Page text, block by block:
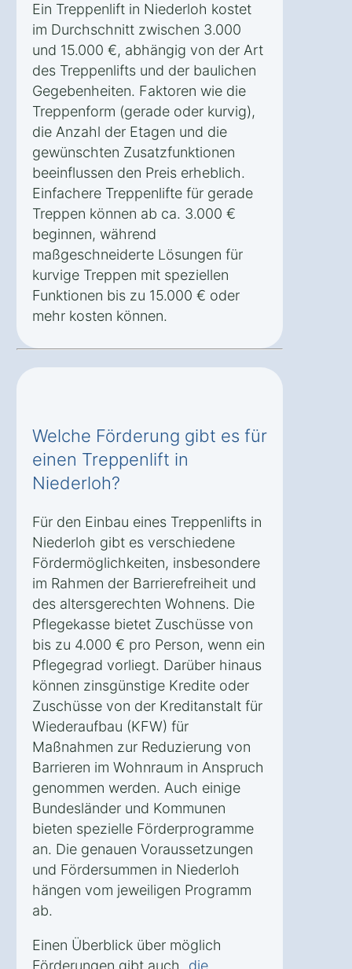
Ein Treppenlift in Niederloh kostet
im Durchschnitt zwischen 3.000
und 15.000 €, abhängig von der Art
des Treppenlifts und der baulichen
Gegebenheiten. Faktoren wie die
Treppenform (gerade oder kurvig),
die Anzahl der Etagen und die
gewünschten Zusatzfunktionen
beeinflussen den Preis erheblich.
Einfachere Treppenlifte für gerade
Treppen können ab ca. 3.000 €
beginnen, während
maßgeschneiderte Lösungen für
kurvige Treppen mit speziellen
Funktionen bis zu 15.000 € oder
mehr kosten können.
Welche Förderung gibt es für
einen Treppenlift in
Niederloh?
Für den Einbau eines Treppenlifts in
Niederloh gibt es verschiedene
Fördermöglichkeiten, insbesondere
im Rahmen der Barrierefreiheit und
des altersgerechten Wohnens. Die
Pflegekasse bietet Zuschüsse von
bis zu 4.000 € pro Person, wenn ein
Pflegegrad vorliegt. Darüber hinaus
können zinsgünstige Kredite oder
Zuschüsse von der Kreditanstalt für
Wiederaufbau (KFW) für
Maßnahmen zur Reduzierung von
Barrieren im Wohnraum in Anspruch
genommen werden. Auch einige
Bundesländer und Kommunen
bieten spezielle Förderprogramme
an. Die genauen Voraussetzungen
und Fördersummen in Niederloh
hängen vom jeweiligen Programm
ab.
Einen Überblick über möglich
Förderungen gibt auch
„die